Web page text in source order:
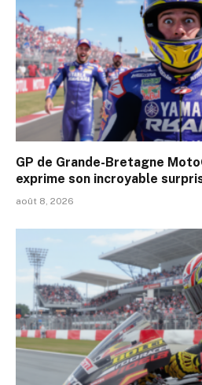
GP de Grande-Bretagne
exprime son incroyable
août 8, 2026